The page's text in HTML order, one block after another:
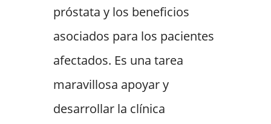
próstata y los beneficios
asociados para los pacientes
afectados. Es una tarea
maravillosa apoyar y
desarrollar la clínica